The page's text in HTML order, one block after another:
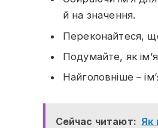
й на значення.
Переконайтеся,
Подумайте, як
Найголовніше –
Сейчас читают: Як